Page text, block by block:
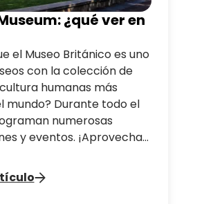
¿qué ver en
el Museo Británico es uno
con la colección de
humanas más
mundo? Durante todo el
numerosas
y eventos. ¡Aprovecha
para hacer una
museo!